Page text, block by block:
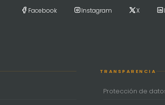
Facebook Instagram X
TRANSPARENCIA
Protección de